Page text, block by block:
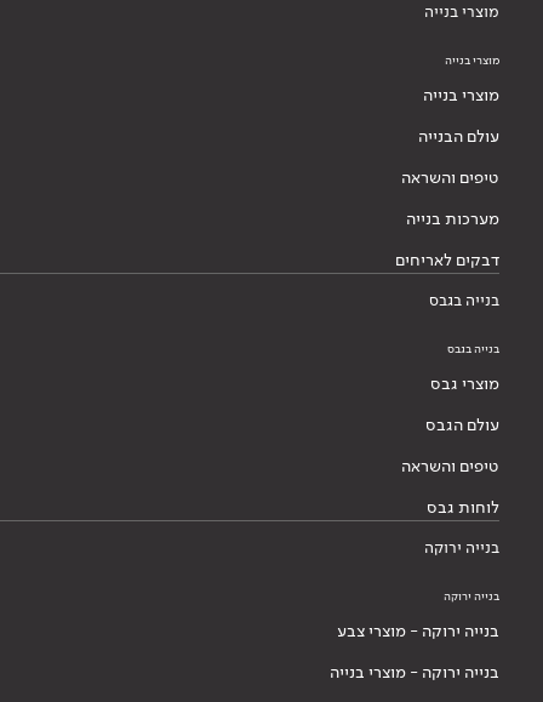
מוצרי בנייה
מוצרי בנייה
מוצרי בנייה
עולם הבנייה
טיפים והשראה
מערכות בנייה
דבקים לאריחים
בנייה בגבס
בנייה בגבס
מוצרי גבס
עולם הגבס
טיפים והשראה
לוחות גבס
בנייה ירוקה
בנייה ירוקה
בנייה ירוקה - מוצרי צבע
בנייה ירוקה - מוצרי בנייה